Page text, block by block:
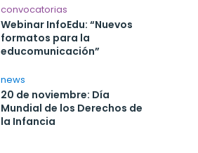
convocatorias
Webinar InfoEdu: “Nuevos
formatos para la
educomunicación”
news
20 de noviembre: Día
Mundial de los Derechos de
la Infancia